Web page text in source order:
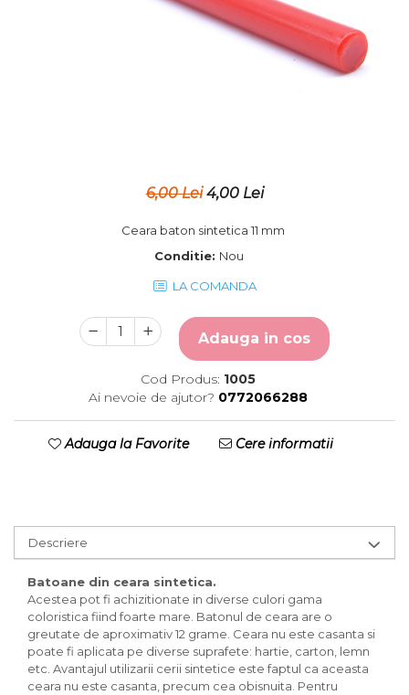
Placute gravate la comanda
6,00 Lei 4,00 Lei
Ceara baton sintetica 11 mm
Conditie: Nou
LA COMANDA
Adauga in cos
Cod Produs: 1005
Ai nevoie de ajutor? 0772066288
Adauga la Favorite Cere informatii
Descriere
Batoane din ceara sintetica.
Acestea pot fi achizitionate in diverse culori gama
coloristica fiind foarte mare. Batonul de ceara are o
greutate de aproximativ 12 grame. Ceara nu este casanta si
poate fi aplicata pe diverse suprafete: hartie, carton, lemn
etc. Avantajul utilizarii cerii sintetice este faptul ca aceasta
ceara nu este casanta, precum cea obisnuita. Pentru